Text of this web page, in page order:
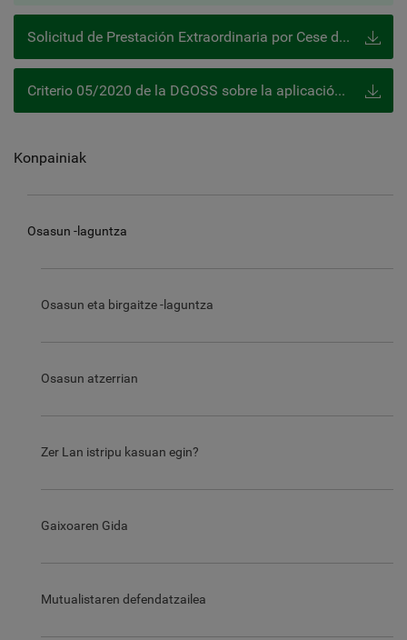
Solicitud de Prestación Extraordinaria por Cese de Actividad
Criterio 05/2020 de la DGOSS sobre la aplicación del artículo 17º del RDL 8/2020 (CATA)
Konpainiak
Osasun -laguntza
Osasun eta birgaitze -laguntza
Osasun atzerrian
Zer Lan istripu kasuan egin?
Gaixoaren Gida
Mutualistaren defendatzailea